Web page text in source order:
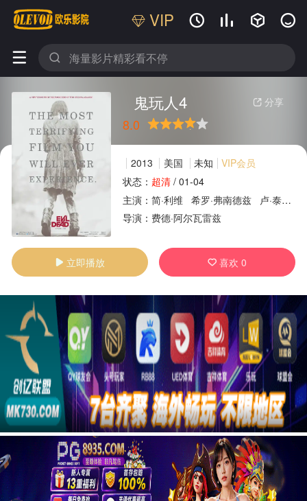
VIP    
 
 分享
鬼玩人4
8.0
很差 推荐力荐
2013 美国 未知
VIP会员
状态： 超清/ 01-04
主演： 简·利维 希罗·弗南德兹
卢·泰勒·普奇
导演： 费德·阿尔瓦雷兹
 立即播放  喜欢0
广告